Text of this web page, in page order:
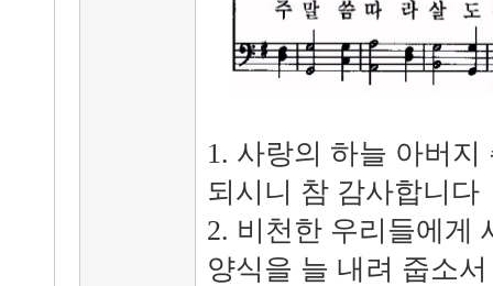
1. 사랑의 하늘 아버
되시니 참 감사합니다
2. 비천한 우리들에게
양식을 늘 내려 줍소서